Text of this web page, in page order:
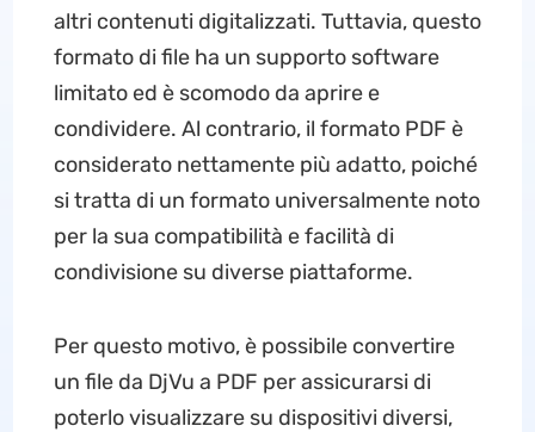
altri contenuti digitalizzati. Tuttavia, questo
formato di file ha un supporto software
limitato ed è scomodo da aprire e
condividere. Al contrario, il formato PDF è
considerato nettamente più adatto, poiché
si tratta di un formato universalmente noto
per la sua compatibilità e facilità di
condivisione su diverse piattaforme.
Per questo motivo, è possibile convertire
un file da DjVu a PDF per assicurarsi di
poterlo visualizzare su dispositivi diversi,